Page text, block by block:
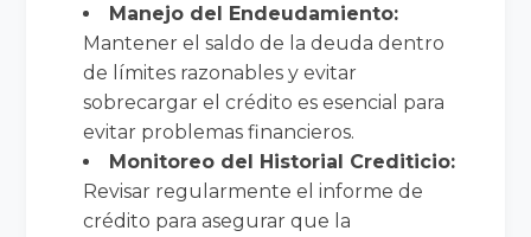
Manejo del Endeudamiento:
Mantener el saldo de la deuda dentro
de límites razonables y evitar
sobrecargar el crédito es esencial para
evitar problemas financieros.
Monitoreo del Historial Crediticio:
Revisar regularmente el informe de
crédito para asegurar que la